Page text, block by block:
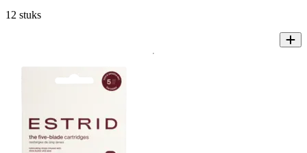
12 stuks